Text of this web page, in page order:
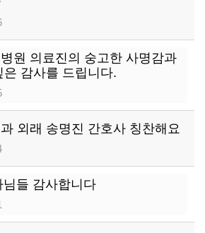
원 의료진의 숭고한 사명감과
은 감사를 드립니다.
외래 송명진 간호사 칭찬해요
님들 감사합니다